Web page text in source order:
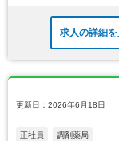
求人の詳細を
更新日：2026年6月18日
正社員 調剤薬局